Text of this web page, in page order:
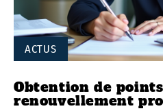
ACTUS
Obtention de
renouvellement